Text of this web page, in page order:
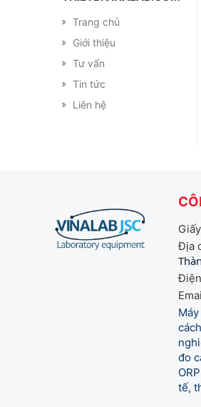
Trang chủ
Giới thiệu
Tư vấn
Tin tức
Liên hệ
Địa
đo
tế,